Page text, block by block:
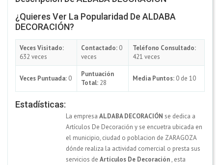
¿Quieres Ver La Popularidad De ALDABA
DECORACIÓN?
Veces Visitado:
632 veces
Contactado: 0
veces
Teléfono Consultado:
421 veces
Veces Puntuada: 0
Puntuación
Total: 28
Media Puntos: 0 de 10
Estadísticas:
La empresa ALDABA DECORACIÓN se dedica a
Artículos De Decoración y se encuetra ubicada en
el municipio, ciudad o poblacion de ZARAGOZA
dónde realiza la actividad comercial o presta sus
servicios de Artículos De Decoración, esta